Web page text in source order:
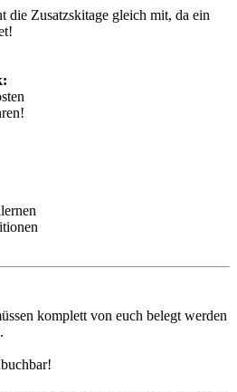
die Zusatzskitage gleich mit, da ein
komplett von euch belegt werden